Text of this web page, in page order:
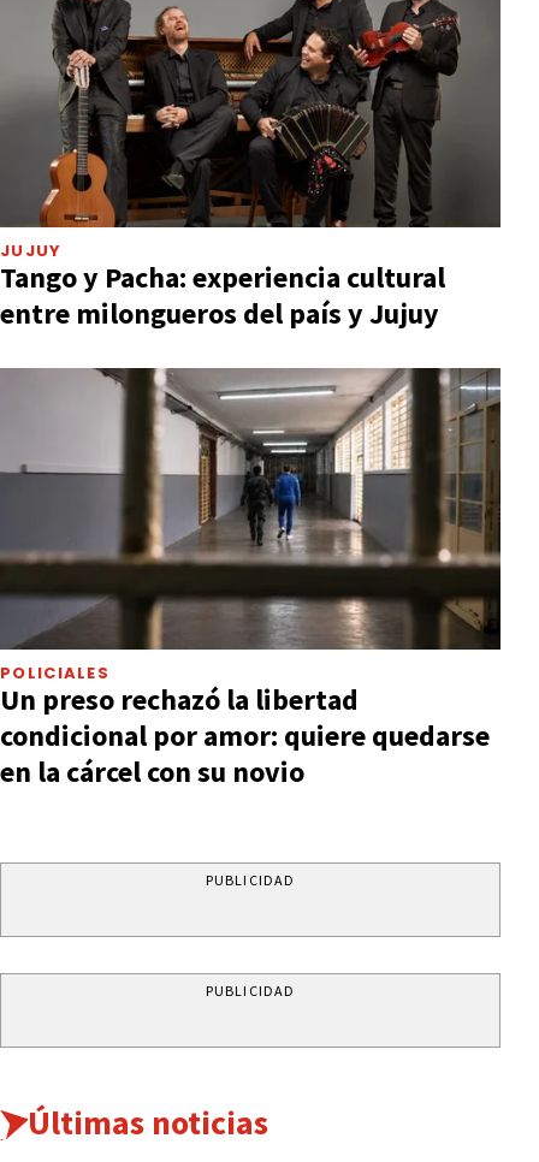
JUJUY
Tango y Pacha: experiencia cultural
entre milongueros del país y Jujuy
POLICIALES
Un preso rechazó la libertad
condicional por amor: quiere quedarse
en la cárcel con su novio
PUBLICIDAD
PUBLICIDAD
Últimas noticias